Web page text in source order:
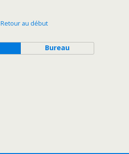
Retour au début
Bureau